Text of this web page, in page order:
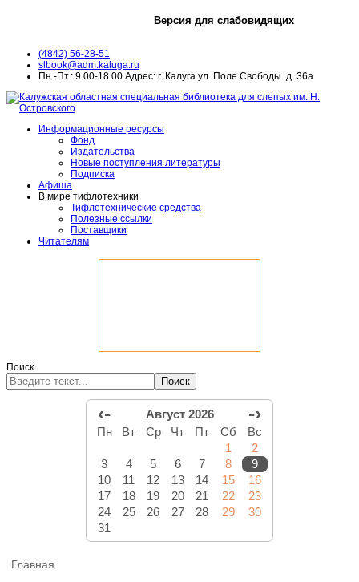
Версия для слабовидящих
(4842) 56-28-51
slbook@adm.kaluga.ru
Пн.-Пт.: 9.00-18.00 Адрес: г. Калуга ул. Поле Свободы. д. 36а
Информационные ресурсы
Фонд
Издательства
Новые поступления литературы
Подписка
Афиша
В мире тифлотехники
Тифлотехнические средства
Полезные ссылки
Поставщики
Читателям
Поиск
Поиск
‹- Август 2026 -›
Пн Вт Ср Чт Пт Сб
Вс
1
2
3
4 5 6 7 8
9
10
11 12 13 14 15
16
17
18 19 20 21 22
23
24
25 26 27 28 29
30
31
Главная